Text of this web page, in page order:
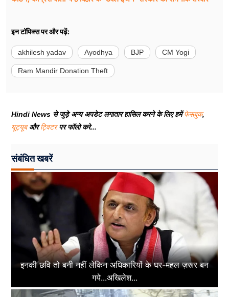
इन टॉपिक्स पर और पढ़ें:
akhilesh yadav Ayodhya BJP CM Yogi
Ram Mandir Donation Theft
Hindi News से जुड़े अन्य अपडेट लगातार हासिल करने के लिए हमेंफेसबुक,
यूट्यूबऔरट्विटरपर फॉलो करे...
संबंधित खबरें
इनकी छवि तो बनी नहीं लेकिन अधिकारियों के घर-महल ज़रूर बन
गये...अखिलेश...